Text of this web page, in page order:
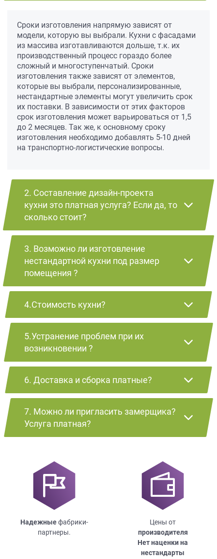
Сроки изготовления напрямую зависят от
модели, которую вы выбрали. Кухни с фасадами
из массива изготавливаются дольше, т.к. их
производственный процесс гораздо более
сложный и многоступенчатый. Сроки
изготовления также зависят от элементов,
которые вы выбрали, персонализированные,
нестандартные элементы могут увеличить срок
их поставки. В зависимости от этих факторов
срок изготовления может варьироваться от 1,5
до 2 месяцев. Так же, к основному сроку
изготовления необходимо добавлять 5-10 дней
на транспортно-логистические вопросы.
2. Составление дизайн-проекта
кухни это платная услуга? Если да, то
сколько стоит?
3. Возможно ли изготовление
нестандартной кухни под размер
помещения ?
4.Стоимость кухни?
5.Устранение проблем при их
возникновении ?
6. Доставка и сборка платные?
7. Можно ли пригласить замерщика?
Услуга платная?
Надежныефабрики-
партнеры.
Цены от
производителя
Нет наценки на
нестандарты